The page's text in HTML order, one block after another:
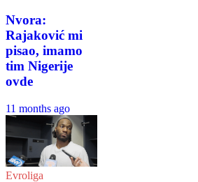
Nvora:
Rajaković mi
pisao, imamo
tim Nigerije
ovde
11 months ago
Evroliga